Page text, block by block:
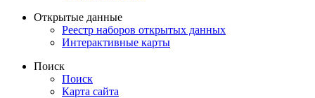
Открытые данные
Реестр наборов открытых данных
Интерактивные карты
Поиск
Поиск
Карта сайта